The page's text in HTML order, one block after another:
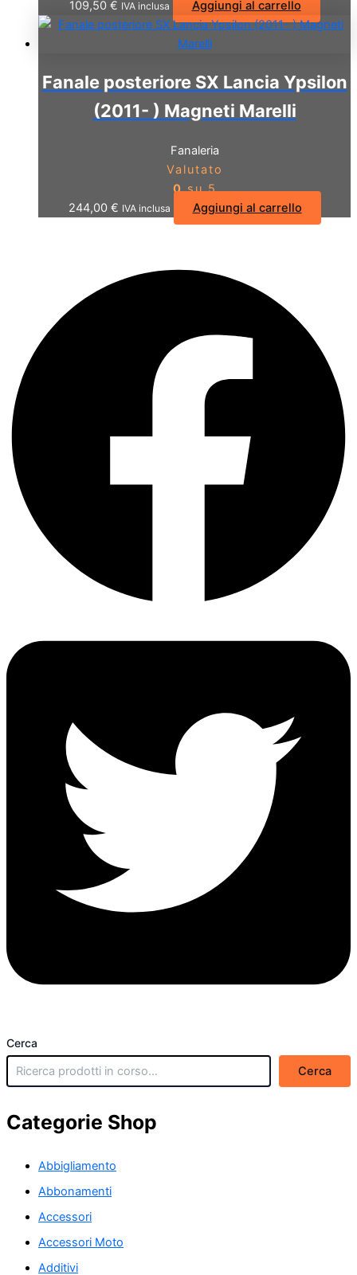
109,50 € IVA inclusa Aggiungi al carrello
Fanale posteriore SX Lancia Ypsilon
(2011- ) Magneti Marelli
Fanaleria
Valutato
0su 5
244,00 € IVA inclusa Aggiungi al carrello
Cerca
Cerca
Categorie Shop
Abbigliamento
Abbonamenti
Accessori
Accessori Moto
Additivi